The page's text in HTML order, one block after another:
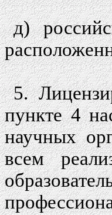
д)
5.
пункте 4
научных
всем